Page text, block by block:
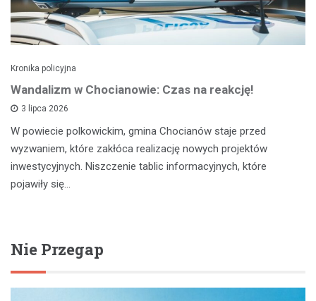
Kronika policyjna
Wandalizm w Chocianowie: Czas na reakcję!
3 lipca 2026
W powiecie polkowickim, gmina Chocianów staje przed
wyzwaniem, które zakłóca realizację nowych projektów
inwestycyjnych. Niszczenie tablic informacyjnych, które
pojawiły się…
Nie Przegap